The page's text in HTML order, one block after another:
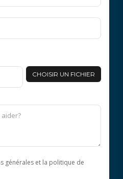
CHOISIR UN FICHIER
générales et la politique de